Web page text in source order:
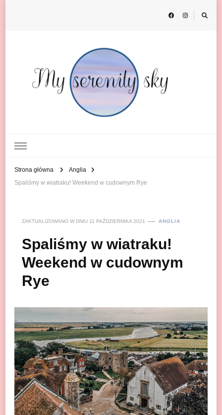
Strona główna
Anglia
Spaliśmy w wiatraku! Weekend w cudownym Rye
ZAKTUALIZOWANO W DNIU 11 PAŹDZIERNIKA 2021 ANGLIA
Spaliśmy w wiatraku!
Weekend w cudownym
Rye